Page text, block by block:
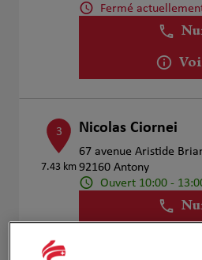
Fermé
3
7.43 km
Nicolas Ciornei
67 avenue Aristide
92160 Antony
Ouvert 10:00 -